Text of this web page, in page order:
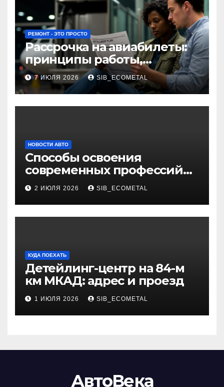
РЕМОНТ - ЭТО ПРОСТО
Рассрочка на авиабилеты:
принципы работы,
требования и
потенциальные риски
7 ИЮЛЯ 2026 SIB_ECOMETAL
НОВОСТИ АВТО
Способы освоения
современных профессий
через онлайн-курсы
2 ИЮЛЯ 2026 SIB_ECOMETAL
КУДА ПОЕХАТЬ
Детейлинг-центр на 84-м
км МКАД: адрес и проезд
1 ИЮЛЯ 2026 SIB_ECOMETAL
АвтоВека